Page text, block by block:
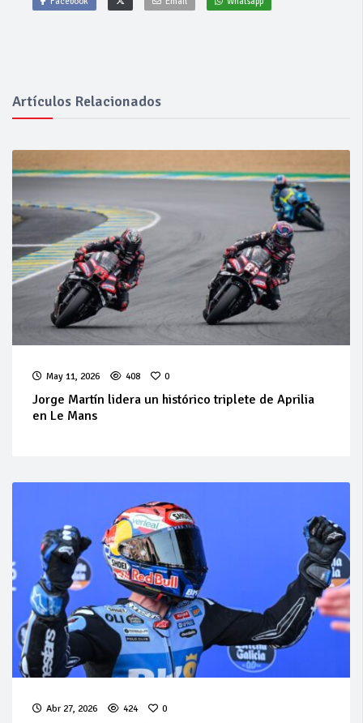
Artículos Relacionados
May 11, 2026 408 0
Jorge Martín lidera un histórico triplete de Aprilia
en Le Mans
Abr 27, 2026 424 0